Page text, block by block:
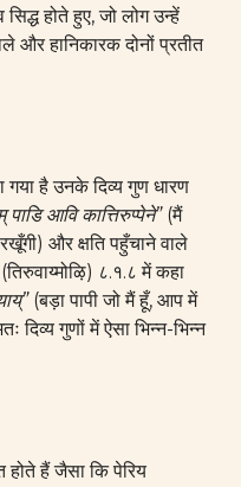
होते हुए, जो लोग उन्हें
और हानिकारक दोनों प्रतीत
गया है उनके दिव्य गुण धारण
पाडि आवि कात्तिरुप्पेने”(मैं
और क्षति पहुँचाने वाले
८.१.८ में कहा
(बड़ा पापी जो मैं हूँ, आप में
दिव्य गुणों में ऐसा भिन्न-भिन्न
होते हैं जैसा कि पेरिय